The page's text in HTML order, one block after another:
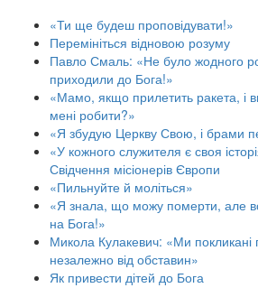
«Ти ще будеш проповідувати!»
Перемініться відновою розуму
Павло Смаль: «Не було жодного
приходили до Бога!»
«Мамо, якщо прилетить ракета, і
мені робити?»
«Я збудую Церкву Свою, і брами
«У кожного служителя є своя
Свідчення місіонерів Європи
«Пильнуйте й моліться»
«Я знала, що можу померти, але
на Бога!»
Микола Кулакевич: «Ми покликані
незалежно від обставин»
Як привести дітей до Бога